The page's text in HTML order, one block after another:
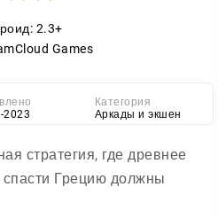
2.3+
Games
2023
Категория
Аркады и экшен
стратегия, где древнее
Грецию должны